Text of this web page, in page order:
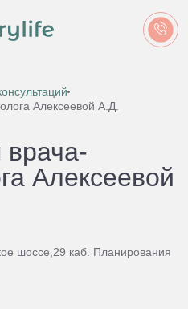
Алексеевой А.Д.
врача-
Алексеевой
шоссе,29 каб. Планирования